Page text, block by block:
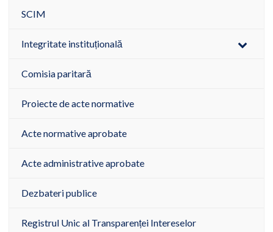
SCIM
Integritate instituțională
Comisia paritară
Proiecte de acte normative
Acte normative aprobate
Acte administrative aprobate
Dezbateri publice
Registrul Unic al Transparenței Intereselor